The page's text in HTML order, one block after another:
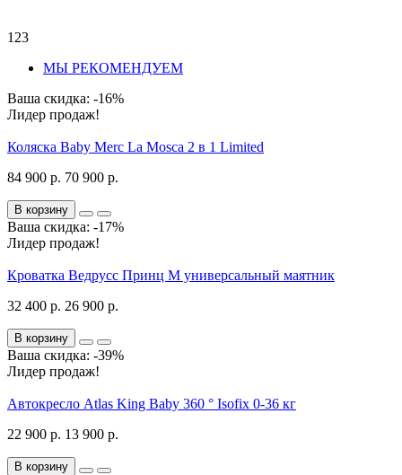
123
МЫ РЕКОМЕНДУЕМ
Ваша скидка: -16%
Лидер продаж!
Коляска Baby Merc La Mosca 2 в 1 Limited
84 900 р. 70 900 р.
В корзину
Ваша скидка: -17%
Лидер продаж!
Кроватка Ведрусс Принц М универсальный маятник
32 400 р. 26 900 р.
В корзину
Ваша скидка: -39%
Лидер продаж!
Автокресло Atlas King Baby 360 ° Isofix 0-36 кг
22 900 р. 13 900 р.
В корзину